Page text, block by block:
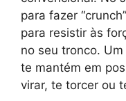
para fazer
para resistir às
no seu tronco.
te mantém em
virar, te torcer ou